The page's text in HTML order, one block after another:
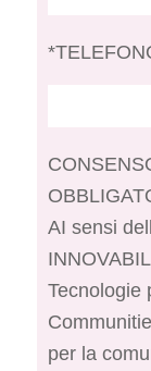
AI sensi
Tecnologie
per la